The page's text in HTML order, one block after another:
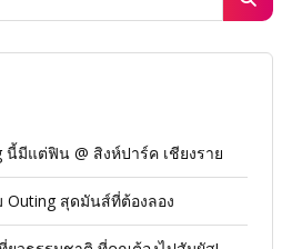
นี้มีแต่ฟิน @ สิงห์ปาร์ค เชียงราย
สุดมันส์ที่ต้องลอง